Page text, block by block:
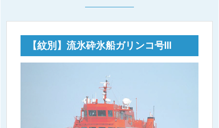
【紋別】流氷砕氷船ガリンコ号III